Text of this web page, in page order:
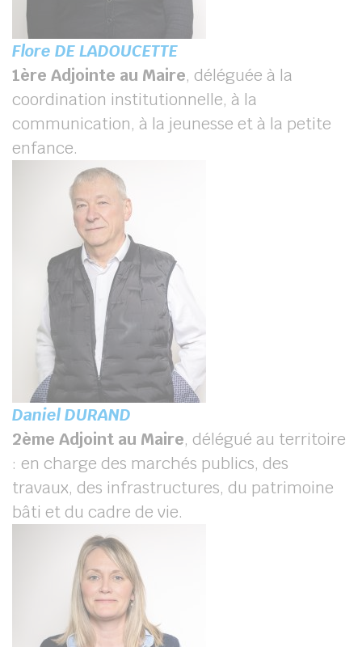
Flore DE LADOUCETTE
1ère Adjointe au Maire, déléguée à la
coordination institutionnelle, à la
communication, à la jeunesse et à la petite
enfance.
Daniel DURAND
2ème Adjoint au Maire, délégué au territoire
: en charge des marchés publics, des
travaux, des infrastructures, du patrimoine
bâti et du cadre de vie.